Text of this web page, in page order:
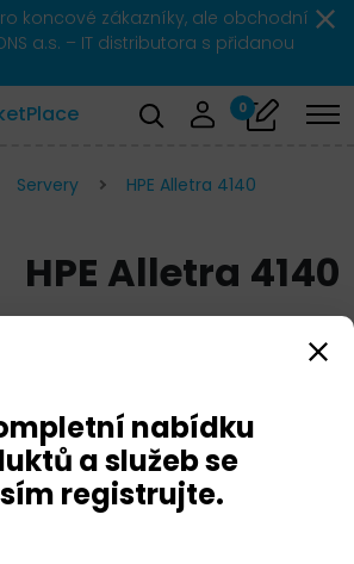
koncové zákazníky, ale obchodní
a.s. – IT distributora s přidanou
0
Servery HPE Alletra 4140
HPE Alletra 4140
nabídku
a služeb se
registrujte.